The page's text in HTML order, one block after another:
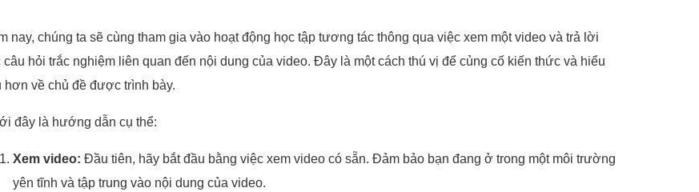
nay, chúng ta sẽ cùng tham gia vào hoạt động học tập tương tác thông qua việc xem một video và trả lời
câu hỏi trắc nghiệm liên quan đến nội dung của video. Đây là một cách thú vị để củng cố kiến thức và hiểu
hơn về chủ đề được trình bày.
đây là hướng dẫn cụ thể:
Xem video: Đầu tiên, hãy bắt đầu bằng việc xem video có sẵn. Đảm bảo bạn đang ở trong một môi trường
yên tĩnh và tập trung vào nội dung của video.